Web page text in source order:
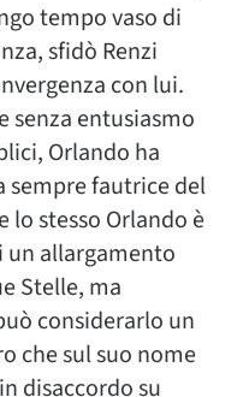
tempo vaso di
sfidò Renzi
con lui.
senza entusiasmo
Orlando ha
sempre fautrice del
lo stesso Orlando è
un allargamento
Stelle, ma
considerarlo un
che sul suo nome
disaccordo su